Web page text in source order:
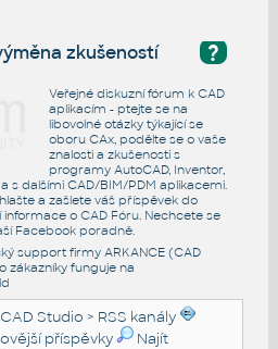
?
zkušeností
Veřejné diskuzní fórum k CAD
aplikacím - ptejte se na
libovolné otázky týkající se
oboru CAx, podělte se o vaše
znalosti a zkušenosti s
programy AutoCAD, Inventor,
a s dalšími CAD/BIM/PDM aplikacemi.
a zašlete váš příspěvek do
informace o CAD Fóru. Nechcete se
Facebook poradně.
support firmy ARKANCE (CAD
zákazníky funguje na
Studio > RSS kanály
příspěvky
Najít